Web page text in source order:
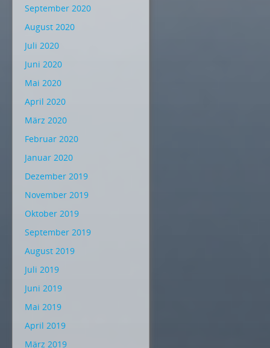
September 2020
August 2020
Juli 2020
Juni 2020
Mai 2020
April 2020
März 2020
Februar 2020
Januar 2020
Dezember 2019
November 2019
Oktober 2019
September 2019
August 2019
Juli 2019
Juni 2019
Mai 2019
April 2019
März 2019